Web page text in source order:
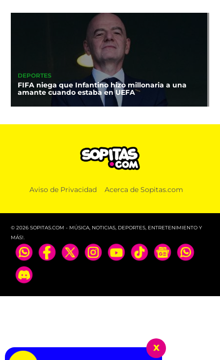
DEPORTES
FIFA niega que Infantino hizo millonaria a una
amante cuando estaba en UEFA
Aviso de Privacidad Acerca de Sopitas.com
© 2026 SOPITAS.COM - MÚSICA, NOTICIAS, DEPORTES, ENTRETENIMIENTO Y
MÁS!.
x